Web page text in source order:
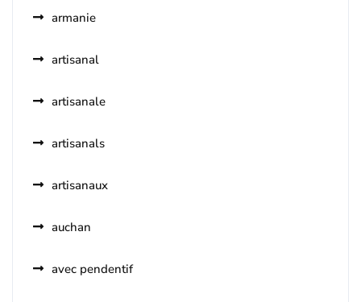
armanie
artisanal
artisanale
artisanals
artisanaux
auchan
avec pendentif